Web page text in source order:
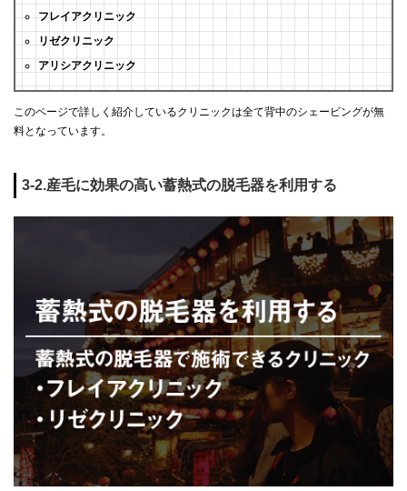
フレイアクリニック
リゼクリニック
アリシアクリニック
このページで詳しく紹介しているクリニックは全て背中のシェービングが無
料となっています。
3-2.産毛に効果の高い蓄熱式の脱毛器を利用する